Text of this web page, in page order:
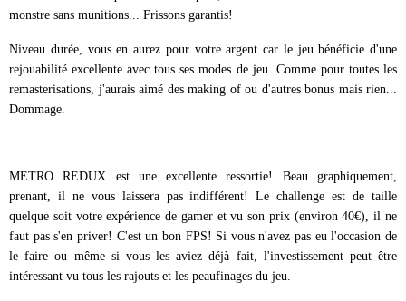
monstre sans munitions... Frissons garantis!
Niveau durée, vous en aurez pour votre argent car le jeu bénéficie d'une
rejouabilité excellente avec tous ses modes de jeu. Comme pour toutes les
remasterisations, j'aurais aimé des making of ou d'autres bonus mais rien...
Dommage.
METRO REDUX est une excellente ressortie! Beau graphiquement,
prenant, il ne vous laissera pas indifférent! Le challenge est de taille
quelque soit votre expérience de gamer et vu son prix (environ 40€), il ne
faut pas s'en priver! C'est un bon FPS! Si vous n'avez pas eu l'occasion de
le faire ou même si vous les aviez déjà fait, l'investissement peut être
intéressant vu tous les rajouts et les peaufinages du jeu.